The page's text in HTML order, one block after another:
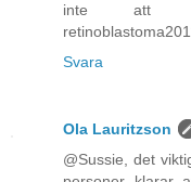
inte att
Svara
Ola Lauritzson
@Sussie, det